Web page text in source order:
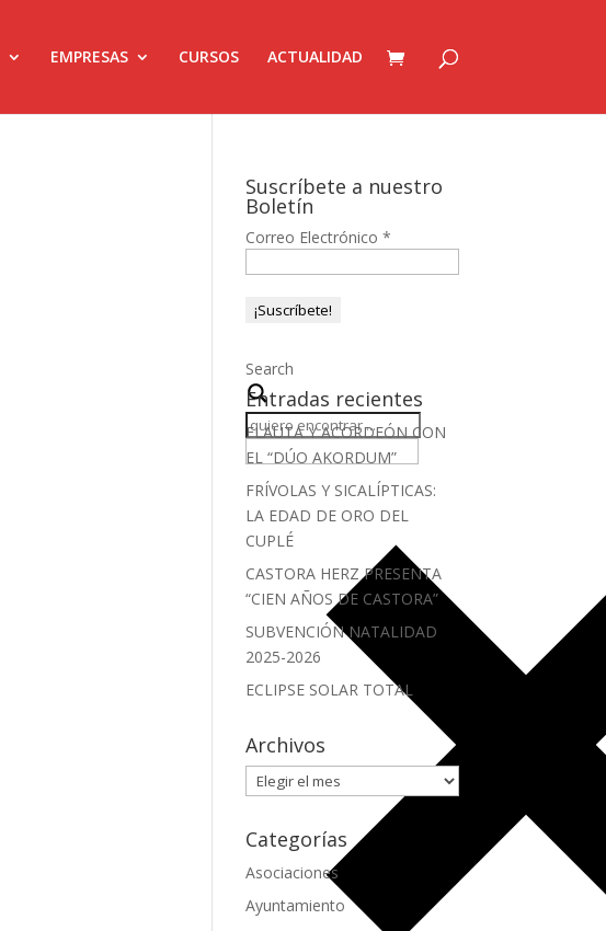
EMPRESAS CURSOS ACTUALIDAD
Suscríbete a nuestro
Boletín
Correo Electrónico*
Search
Entradas recientes
FLAUTA Y ACORDEÓN CON
EL “DÚO AKORDUM”
FRÍVOLAS Y SICALÍPTICAS:
LA EDAD DE ORO DEL
CUPLÉ
CASTORA HERZ PRESENTA
“CIEN AÑOS DE CASTORA”
SUBVENCIÓN NATALIDAD
2025-2026
ECLIPSE SOLAR TOTAL
Archivos
Archivos
Categorías
Asociaciones
Ayuntamiento